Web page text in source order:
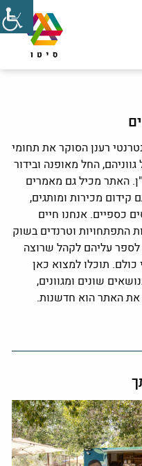
רענן הסוקר את תחומי
החל מאופנה ובידור
האתר מכיל גם מאמרים
מכירות ומותגים,
כספיים. אנחנו חיים
התפתחויות וטרנדים בשוק
לספר עליהם לקהל שרוצה
כולם. תוכלו למצוא כאן
שונים ומגוונים,
האתר הוא חדשנות.